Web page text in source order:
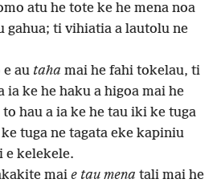
atu he tote ke he mena noa
gahua; ti vihiatia a lautolu ne
au taha mai he fahi tokelau, ti
ia ke he haku a higoa mai he
hau a ia ke he tau iki ke tuga
tuga ne tagata eke kapiniu
e kelekele.
mai e tau mena tali mai he